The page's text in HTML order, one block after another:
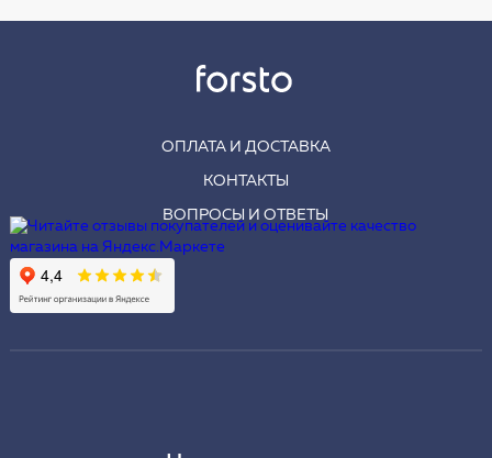
ОПЛАТА И ДОСТАВКА
КОНТАКТЫ
ВОПРОСЫ И ОТВЕТЫ